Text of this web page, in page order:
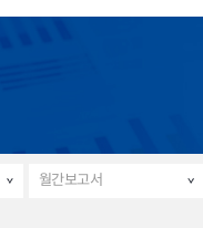
월간보고서